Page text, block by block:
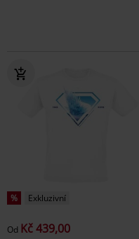
% Exkluzivní
Od Kč 439,00